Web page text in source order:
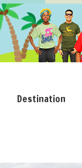
Destination